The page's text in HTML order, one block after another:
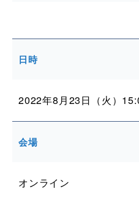
日時
2022年8月23日（火）
会場
オンライン